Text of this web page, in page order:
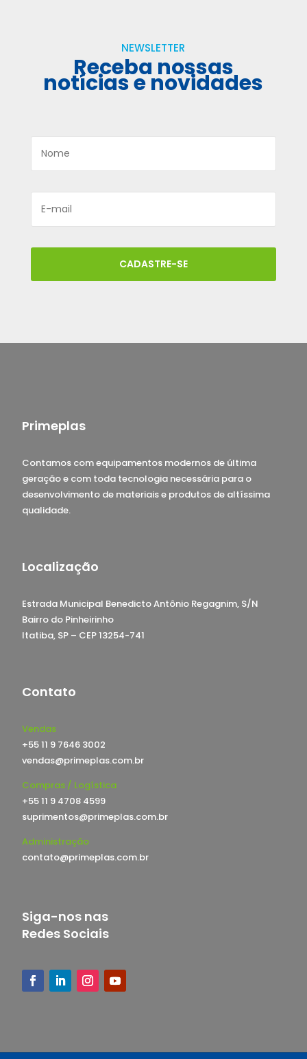
NEWSLETTER
Receba nossas
notícias e novidades
CADASTRE-SE
Primeplas
Contamos com equipamentos modernos de última
geração e com toda tecnologia necessária para o
desenvolvimento de materiais e produtos de altíssima
qualidade.
Localização
Estrada Municipal Benedicto Antônio Regagnim, S/N
Bairro do Pinheirinho
Itatiba, SP – CEP 13254-741
Contato
Vendas
+55 11 9 7646 3002
vendas@primeplas.com.br
Compras / Logística
+55 11 9 4708 4599
suprimentos@primeplas.com.br
Administração
contato@primeplas.com.br
Siga-nos nas
Redes Sociais